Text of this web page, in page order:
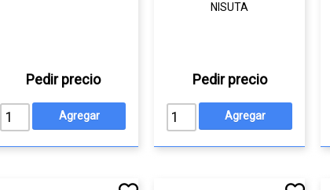
Pedir precio
NISUTA
Pedir precio